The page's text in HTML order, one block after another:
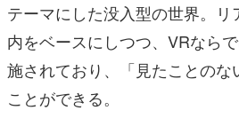
テーマにした没入型の世界。
内をベースにしつつ、VRなら
施されており、「見たことのな
ことができる。